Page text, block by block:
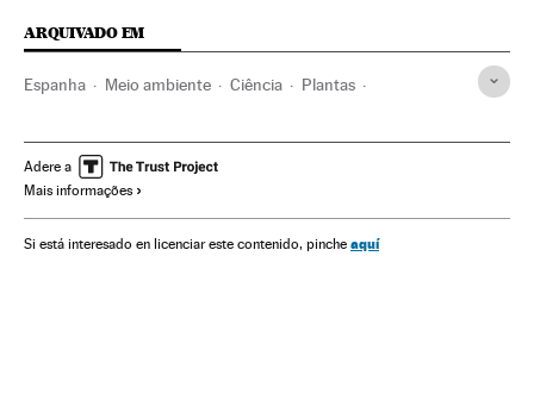
ARQUIVADO EM
Espanha Meio ambiente Ciência Plantas
Livros Literatura Cultura
Adere a
Mais informações
Si está interesado en licenciar este contenido, pinche aquí